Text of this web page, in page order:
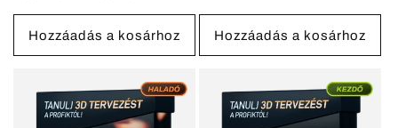
ár
ár
Hozzáadás a kosárhoz Hozzáadás a kosárhoz